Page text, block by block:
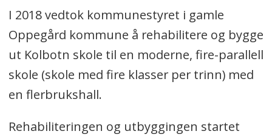
I 2018 vedtok kommunestyret i gamle
Oppegård kommune å rehabilitere og bygge
ut Kolbotn skole til en moderne, fire-parallell
skole (skole med fire klasser per trinn) med
en flerbrukshall.
Rehabiliteringen og utbyggingen startet